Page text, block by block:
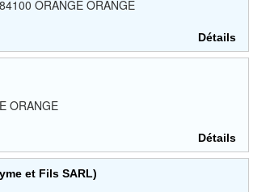
ORANGE ORANGE
Détails
ORANGE
Détails
et Fils SARL)